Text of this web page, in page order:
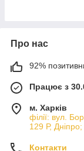
Про нас
92%
Працює з
м. Харків
філії: вул.
129 Р,
Контакти